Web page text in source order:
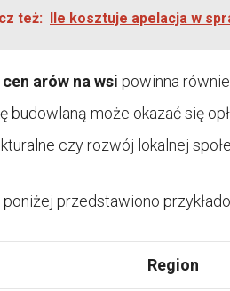
też: Ile kosztuje apelacja w
arów na wsi powinna
budowlaną może okazać się
czy rozwój lokalnej
przedstawiono
Region